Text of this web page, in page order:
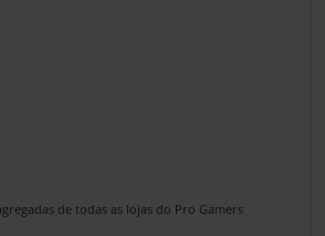
de todas as lojas do Pro Gamers